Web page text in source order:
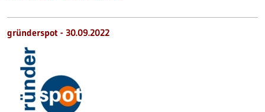
gründerspot - 30.09.2022